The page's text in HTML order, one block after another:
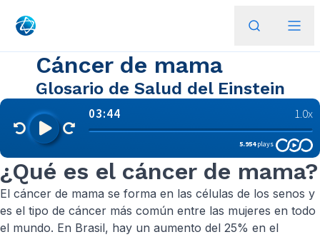
Cáncer de mama
Glosario de Salud del Einstein
¿Qué es el cáncer de mama?
El cáncer de mama se forma en las células de los senos y
es el tipo de cáncer más común entre las mujeres en todo
el mundo. En Brasil, hay un aumento del 25% en el